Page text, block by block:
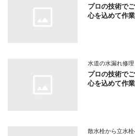
プロの技術で
心を込めて作
水道の水漏れ修理
プロの技術で
心を込めて作
散水栓から立水